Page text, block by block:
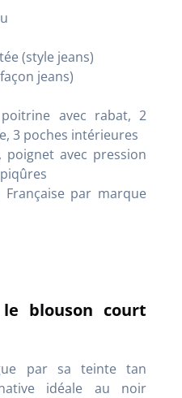
(style jeans)
jeans)
avec rabat, 2
3 poches intérieures
poignet avec pression
Française par marque
blouson court
par sa teinte tan
idéale au noir